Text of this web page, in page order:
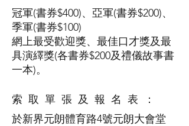
冠軍(書券$400)、亞軍(書券$200)、
季軍(書券$100)
網上最受歡迎獎、最佳口才獎及最
具演繹獎(各書券$200及禮儀故事書
一本)。
索 取 單 張 及 報 名 表 ：
於新界元朗體育路4號元朗大會堂